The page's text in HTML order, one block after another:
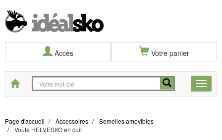
Accès Votre panier
Toggle
Start
Page d'accueil Accessoires
Semelles amovibles
Voûte HELVESKO en cuir